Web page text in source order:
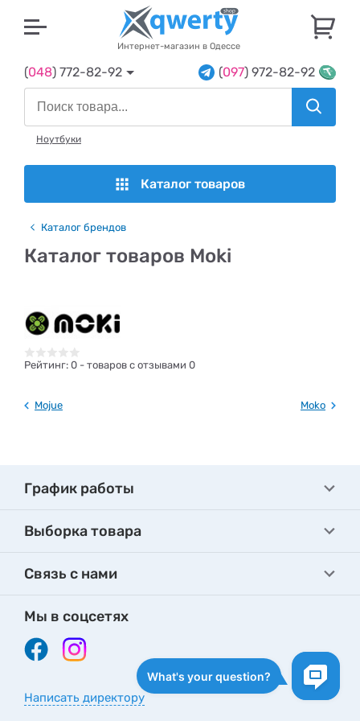
Интернет-магазин в Одессе
(048) 772-82-92 (097) 972-82-92
Ноутбуки
Каталог товаров
Каталог брендов
Каталог товаров Moki
Рейтинг: 0 - товаров с отзывами 0
Mojue Moko
График работы
Выборка товара
Связь с нами
Мы в соцсетях
Написать директору